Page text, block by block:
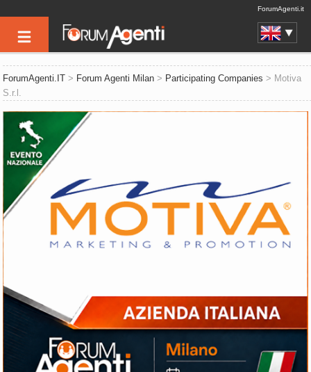
ForumAgenti.it
ForumAgenti.IT > Forum Agenti Milan > Participating Companies > Motiva
S.r.l.